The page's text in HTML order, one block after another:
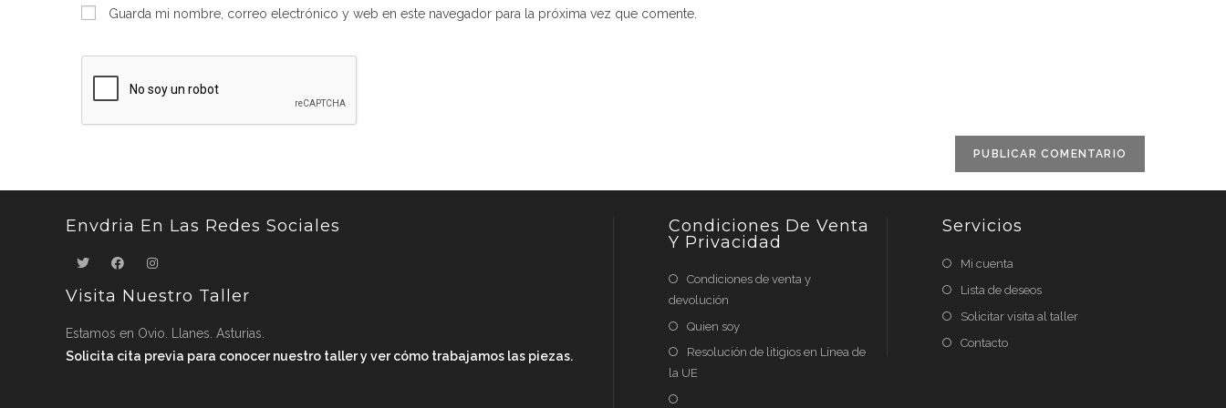
nombre
Guarda mi nombre, correo electrónico y web en este navegador para la próxima vez que comente.
Envdria En Las Redes Sociales
Visita Nuestro Taller
Estamos en Ovio. Llanes. Asturias.
Solicita cita previa para conocer nuestro taller y ver cómo trabajamos las piezas.
Condiciones De Venta
Y Privacidad
Condiciones de venta y
devolución
Quien soy
Resolución de litigios en Línea de
la UE
Servicios
Mi cuenta
Lista de deseos
Solicitar visita al taller
Contacto